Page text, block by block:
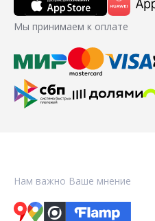
Мы принимаем к оплате
Нам важно Ваше мнение